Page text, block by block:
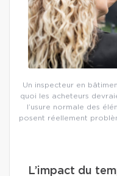
Un inspecteur en
quoi les acheteurs
l’usure normale des
posent réellement
L’impact du